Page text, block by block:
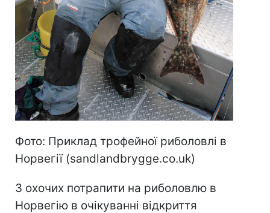
Фото: Приклад трофейної риболовлі в
Норвегії (sandlandbrygge.co.uk)
З охочих потрапити на риболовлю в
Норвегію в очікуванні відкриття